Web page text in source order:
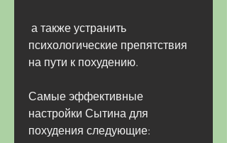
психологические препятствия
на пути к похудению.
Самые эффективные
настройки Сытина для
похудения следующие: